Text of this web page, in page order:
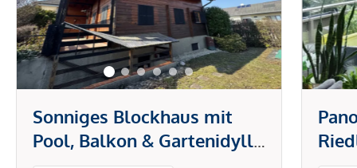
Sonniges Blockhaus mit
Pool, Balkon & Gartenidylle